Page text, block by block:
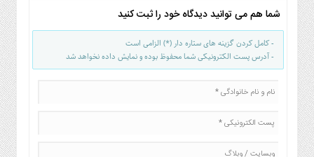
غذایی
سیاسی
و
بین
الملل
روز
گوناگون
شما هم می توانید دیدگاه خود را ثبت کنید
- کامل کردن گزینه های ستاره دار (*) الزامی است
- آدرس پست الکترونیکی شما محفوظ بوده و نمایش داده نخواهد شد